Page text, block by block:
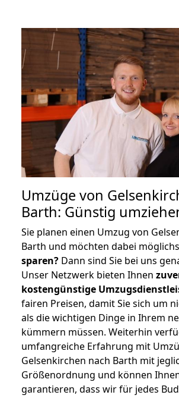
Umzüge von
Barth: Günstig
Sie planen einen Umzug von
Barth und möchten dabei
sparen? Dann sind Sie bei uns
Unser Netzwerk bieten Ihnen
kostengünstige
fairen Preisen, damit Sie sich um
als die wichtigen Dinge in Ihrem
kümmern müssen. Weiterhin
umfangreiche Erfahrung mit
Gelsenkirchen nach Barth mit
Größenordnung und können
garantieren, dass wir für jedes